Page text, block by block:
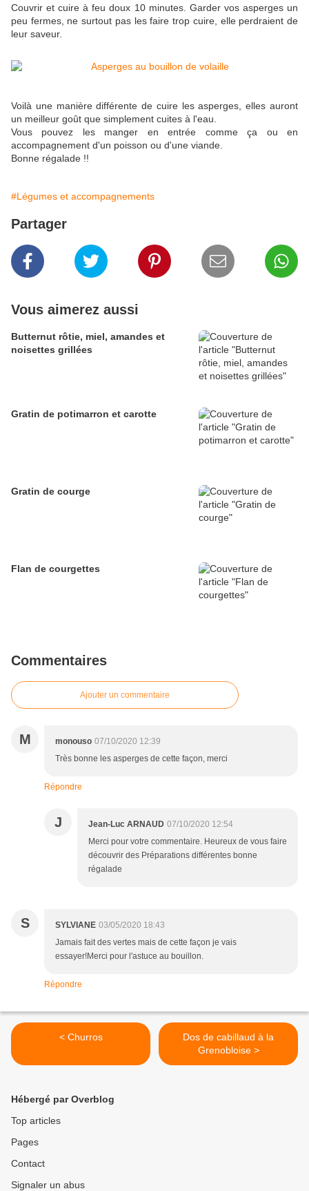
Couvrir et cuire à feu doux 10 minutes. Garder vos asperges un
peu fermes, ne surtout pas les faire trop cuire, elle perdraient de
leur saveur.
Voilà une manière différente de cuire les asperges, elles auront
un meilleur goût que simplement cuites à l'eau.
Vous pouvez les manger en entrée comme ça ou en
accompagnement d'un poisson ou d'une viande.
Bonne régalade !!
#Légumes et accompagnements
Partager
Vous aimerez aussi
Butternut rôtie, miel, amandes et
noisettes grillées
Gratin de potimarron et carotte
Gratin de courge
Flan de courgettes
Commentaires
Ajouter un commentaire
M monouso 07/10/2020 12:39
Très bonne les asperges de cette façon, merci
Répondre
J Jean-Luc ARNAUD 07/10/2020 12:54
Merci pour votre commentaire. Heureux de vous faire
découvrir des Préparations différentes bonne
régalade
S SYLVIANE 03/05/2020 18:43
Jamais fait des vertes mais de cette façon je vais
essayer!Merci pour l'astuce au bouillon.
Répondre
< Churros
Dos de cabillaud à la
Grenobloise >
Hébergé par Overblog
Top articles
Pages
Contact
Signaler un abus